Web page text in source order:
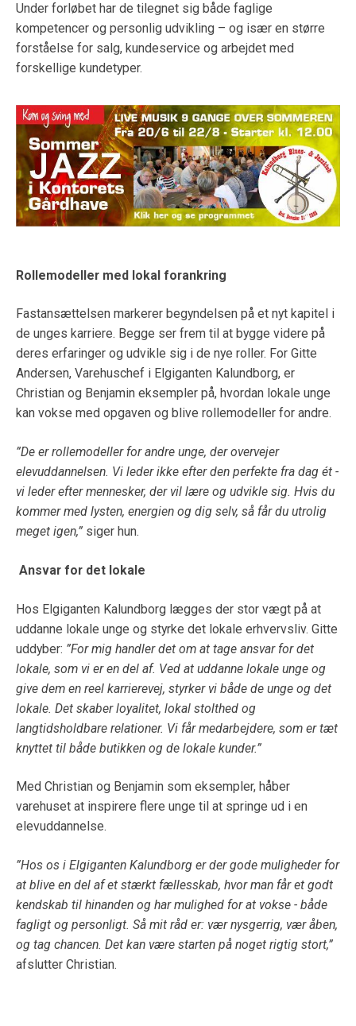
Under forløbet har de tilegnet sig både faglige
kompetencer og personlig udvikling – og især en større
forståelse for salg, kundeservice og arbejdet med
forskellige kundetyper.
Rollemodeller med lokal forankring
Fastansættelsen markerer begyndelsen på et nyt kapitel i
de unges karriere. Begge ser frem til at bygge videre på
deres erfaringer og udvikle sig i de nye roller. For Gitte
Andersen, Varehuschef i Elgiganten Kalundborg, er
Christian og Benjamin eksempler på, hvordan lokale unge
kan vokse med opgaven og blive rollemodeller for andre.
”De er rollemodeller for andre unge, der overvejer
elevuddannelsen. Vi leder ikke efter den perfekte fra dag ét -
vi leder efter mennesker, der vil lære og udvikle sig. Hvis du
kommer med lysten, energien og dig selv, så får du utrolig
meget igen,” siger hun.
Ansvar for det lokale
Hos Elgiganten Kalundborg lægges der stor vægt på at
uddanne lokale unge og styrke det lokale erhvervsliv. Gitte
uddyber: ”For mig handler det om at tage ansvar for det
lokale, som vi er en del af. Ved at uddanne lokale unge og
give dem en reel karrierevej, styrker vi både de unge og det
lokale. Det skaber loyalitet, lokal stolthed og
langtidsholdbare relationer. Vi får medarbejdere, som er tæt
knyttet til både butikken og de lokale kunder.”
Med Christian og Benjamin som eksempler, håber
varehuset at inspirere flere unge til at springe ud i en
elevuddannelse.
”Hos os i Elgiganten Kalundborg er der gode muligheder for
at blive en del af et stærkt fællesskab, hvor man får et godt
kendskab til hinanden og har mulighed for at vokse - både
fagligt og personligt. Så mit råd er: vær nysgerrig, vær åben,
og tag chancen. Det kan være starten på noget rigtig stort,”
afslutter Christian.